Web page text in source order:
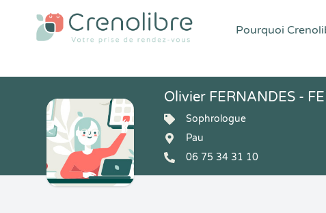
Pourquoi
Olivier FERNANDES -
Sophrologue
Pau
06 75 34 31 10